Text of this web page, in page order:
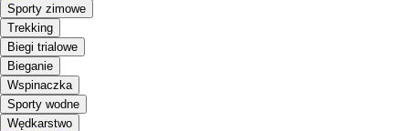
Sporty zimowe
Trekking
Biegi trialowe
Bieganie
Wspinaczka
Sporty wodne
Wędkarstwo